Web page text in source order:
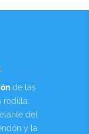
de las
rodilla:
del
y la